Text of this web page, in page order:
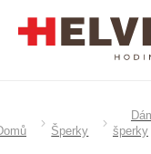
Šperky
šperky